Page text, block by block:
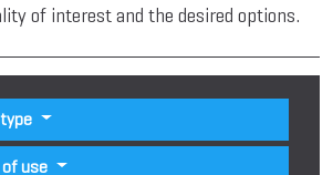
of interest and the desired options.
use